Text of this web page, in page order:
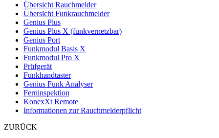
Übersicht Rauchmelder
Übersicht Funkrauchmelder
Genius Plus
Genius Plus X (funkvernetzbar)
Genius Port
Funkmodul Basis X
Funkmodul Pro X
Prüfgerät
Funkhandtaster
Genius Funk Analyser
Ferninspektion
KonexXt Remote
Informationen zur Rauchmelderpflicht
ZURÜCK